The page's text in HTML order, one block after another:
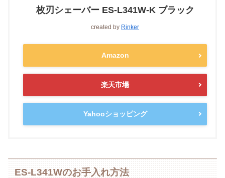
枚刃シェーバー ES-L341W-K ブラック
created by Rinker
Amazon
楽天市場
Yahooショッピング
ES-L341Wのお手入れ方法